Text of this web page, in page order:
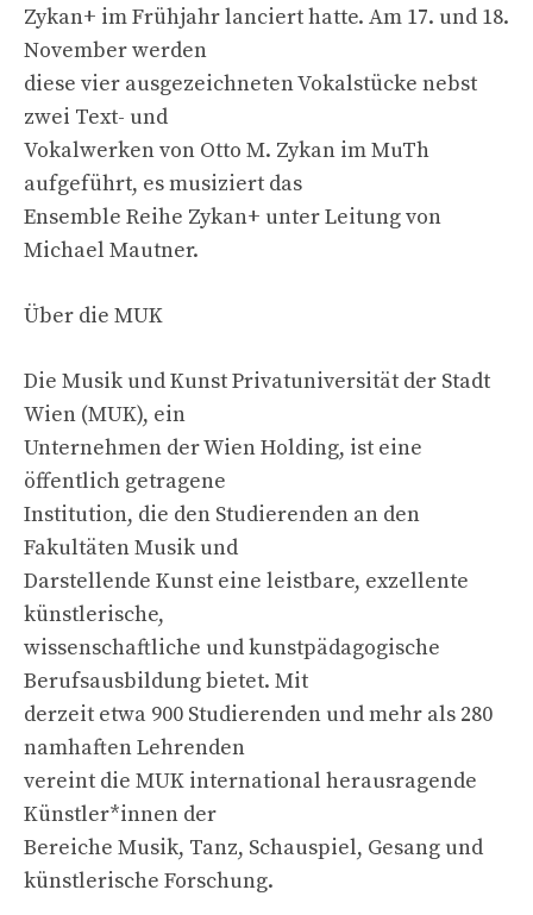
Zykan+ im Frühjahr lanciert hatte. Am 17. und 18.
November werden
diese vier ausgezeichneten Vokalstücke nebst
zwei Text- und
Vokalwerken von Otto M. Zykan im MuTh
aufgeführt, es musiziert das
Ensemble Reihe Zykan+ unter Leitung von
Michael Mautner.
Über die MUK
Die Musik und Kunst Privatuniversität der Stadt
Wien (MUK), ein
Unternehmen der Wien Holding, ist eine
öffentlich getragene
Institution, die den Studierenden an den
Fakultäten Musik und
Darstellende Kunst eine leistbare, exzellente
künstlerische,
wissenschaftliche und kunstpädagogische
Berufsausbildung bietet. Mit
derzeit etwa 900 Studierenden und mehr als 280
namhaften Lehrenden
vereint die MUK international herausragende
Künstler*innen der
Bereiche Musik, Tanz, Schauspiel, Gesang und
künstlerische Forschung.